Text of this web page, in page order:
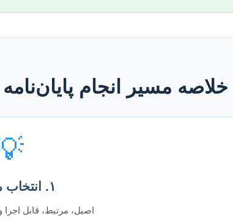
خلاصه مسیر انجام
۱. انتخاب موضوع
اصیل، مرتبط، قابل اجرا